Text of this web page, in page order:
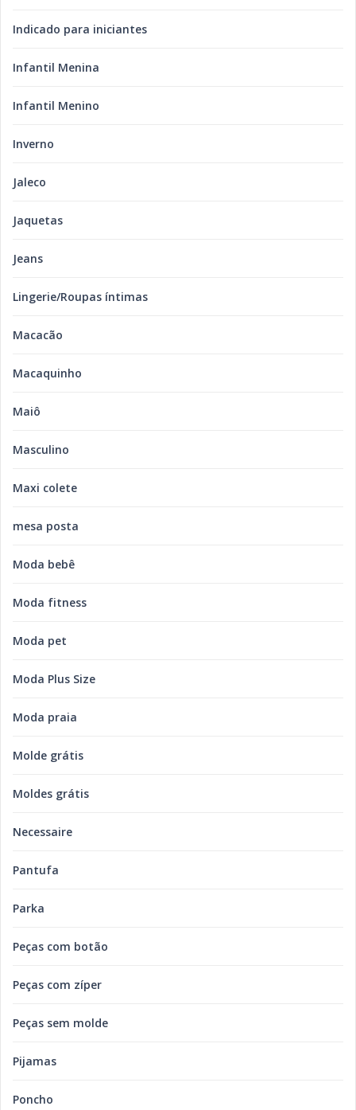
Indicado para iniciantes
Infantil Menina
Infantil Menino
Inverno
Jaleco
Jaquetas
Jeans
Lingerie/Roupas íntimas
Macacão
Macaquinho
Maiô
Masculino
Maxi colete
mesa posta
Moda bebê
Moda fitness
Moda pet
Moda Plus Size
Moda praia
Molde grátis
Moldes grátis
Necessaire
Pantufa
Parka
Peças com botão
Peças com zíper
Peças sem molde
Pijamas
Poncho